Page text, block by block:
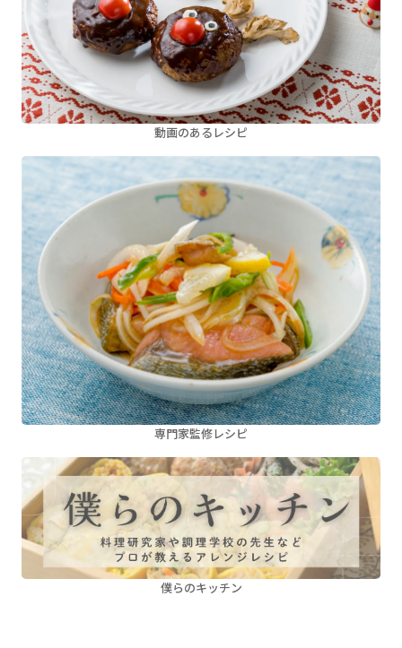
動画のあるレシピ
専門家監修レシピ
僕らのキッチン